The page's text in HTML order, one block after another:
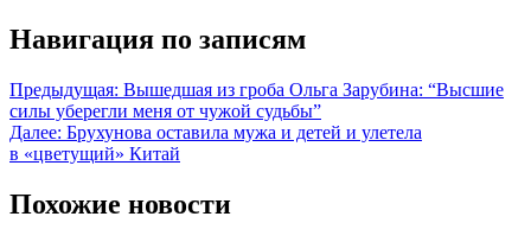
Навигация по записям
Предыдущая: Вышедшая из гроба Ольга Зарубина: “Высшие
силы уберегли меня от чужой судьбы”
Далее: Брухунова оставила мужа и детей и улетела
в «цветущий» Китай
Похожие новости